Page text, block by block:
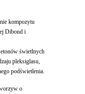
kompozytu
Dibond i
świetlnych
pleksiglasu,
podświetlenia.
o